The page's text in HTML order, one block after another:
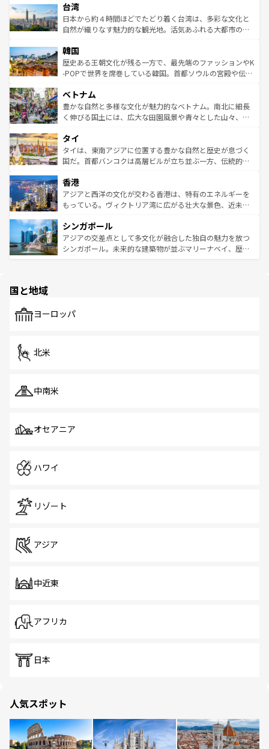
ならではの贅沢な旅のスタイルだ。 なお、新着のアメリカ
情報はコンテンツ一覧を参照してほしい。
れるおもてなしの心で訪れる人々を迎えてくれるハワイの
人々、おいしいローカルフードやハワイアンミュージッ
ク、伝統的なフラダンスなど、すべてがハワイの魅力を彩
ワイを、存分に味わってほしい。 なお、新着のハワイ情報
はコンテンツ一覧を参照してほしい。
リアリーフや大陸中央部にそびえるウルル（エアーズロッ
ク）、タスマニアの美しい原生林やケアンズの熱帯雨林な
ど、見どころがたくさん。また、カフェやワイン、オージ
いる。アクティビティも充実しており、サーフィンやダイ
ビング、ハイキングなど、アウトドア好きにはたまらな
い。オーストラリアの多彩な魅力を存分に味わいつくそ
参照してほしい。
台湾
日本から約４時間ほどでたどり着く台湾は、多彩な文化と
自然が織りなす魅力的な観光地。活気あふれる大都市の台
ン）、静ひつな山岳地帯である台湾東部など、都市の喧騒
と山間の静けさが共存しており、訪れる人に新しい発見と
驚きをもたらしてくれる。また、奥深い台湾の食文化も魅
容にもいいと評判のスイーツなど、バラエティ豊かな料理
が味わえる。 なお、新着の台湾情報は コンテンツ一覧を参
照してほしい。
韓国
歴史ある王朝文化が残る一方で、最先端のファッションやK
-POPで世界を席巻している韓国。首都ソウルの宮殿や伝統
き、地方に足を延ばせば四季折々の自然美を楽しむことが
できる。そして、キムチや焼肉、絶品のストリートフード
まで、さまざまな韓国料理が待っている。夜には、韓国な
リティに包まれながら、韓国の多彩な魅力を心ゆくまで味
わってみてほしい。 なお、新着の韓国情報はコンテンツ一
覧を参照してほしい。
ベトナム
豊かな自然と多様な文化が魅力的なベトナム。南北に細長
く伸びる国土には、広大な田園風景や青々とした山々、世
急速な発展と共に伝統が息づく。ハノイの古い町並みやホ
ーチミン市のフランス統治時代の建物も、独特の雰囲気を
醸し出している。また、バラエティの豊かさとおいしさで
とつ。フォーやバインミー、ベトナムコーヒーなどは、ぜ
ひ現地で味わいたい。どの地域を訪れてもあたたかい人々
が旅行者を迎えてくれるので、きっと忘れられない旅にな
参照してほしい。
タイ
タイは、東南アジアに位置する豊かな自然と歴史が息づく
国だ。首都バンコクは高層ビルが立ち並ぶ一方、伝統的な
の活気が交差している。北部ではチェンマイなどの山岳地
帯で自然と触れ合い、南部ではプーケットやクラビの美し
いビーチでリゾート気分を楽しむことができる。タイ料理
激する。気候は一年中温暖で、どの季節にも異なる楽しみ
が待っている。親しみやすいタイの人々、仏教を中心とし
た文化、そして多様な観光資源が、訪れる旅人を魅了し続
香港
アジアと西洋の文化が交わる香港は、特有のエネルギーを
もっている。ヴィクトリア湾に広がる壮大な景色、近未来
み、どこを訪れても感動するはず。観光スポットが密集し
ており、効率よく見どころを回れるのも魅力。息をのむよ
うな絶景から文化的な体験まで、香港を存分に楽しみ尽く
シンガポール
アジアの交差点として多文化が融合した独自の魅力を放つ
シンガポール。未来的な建築物が並ぶマリーナベイ、歴史
で、ホーカーズは地元の風情を楽しめる外せないスポット
国と地域
ヨーロッパ
北米
中南米
オセアニア
ハワイ
リゾート
アジア
中近東
アフリカ
日本
人気スポット